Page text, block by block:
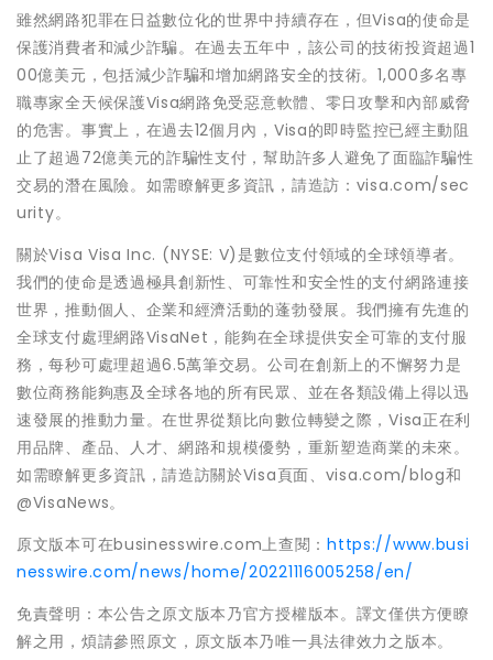
雖然網路犯罪在日益數位化的世界中持續存在，但Visa的使命是
保護消費者和減少詐騙。在過去五年中，該公司的技術投資超過1
00億美元，包括減少詐騙和增加網路安全的技術。1,000多名專
職專家全天候保護Visa網路免受惡意軟體、零日攻擊和內部威脅
的危害。事實上，在過去12個月內，Visa的即時監控已經主動阻
止了超過72億美元的詐騙性支付，幫助許多人避免了面臨詐騙性
交易的潛在風險。如需瞭解更多資訊，請造訪：visa.com/sec
urity。
關於Visa Visa Inc. (NYSE: V)是數位支付領域的全球領導者。
我們的使命是透過極具創新性、可靠性和安全性的支付網路連接
世界，推動個人、企業和經濟活動的蓬勃發展。我們擁有先進的
全球支付處理網路VisaNet，能夠在全球提供安全可靠的支付服
務，每秒可處理超過6.5萬筆交易。公司在創新上的不懈努力是
數位商務能夠惠及全球各地的所有民眾、並在各類設備上得以迅
速發展的推動力量。在世界從類比向數位轉變之際，Visa正在利
用品牌、產品、人才、網路和規模優勢，重新塑造商業的未來。
如需瞭解更多資訊，請造訪關於Visa頁面、visa.com/blog和
@VisaNews。
原文版本可在businesswire.com上查閱：https://www.busi
nesswire.com/news/home/20221116005258/en/
免責聲明：本公告之原文版本乃官方授權版本。譯文僅供方便瞭
解之用，煩請參照原文，原文版本乃唯一具法律效力之版本。